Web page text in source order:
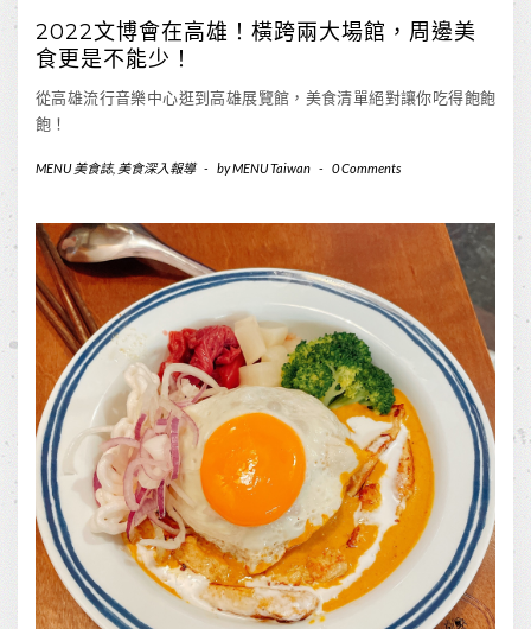
2022文博會在高雄！橫跨兩大場館，周邊美
食更是不能少！
從高雄流行音樂中心逛到高雄展覽館，美食清單絕對讓你吃得飽飽
飽！
MENU 美食誌, 美食深入報導 - byMENU Taiwan - 0 Comments